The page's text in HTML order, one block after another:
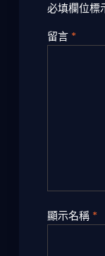
必填欄位標
留言 *
顯示名稱 *